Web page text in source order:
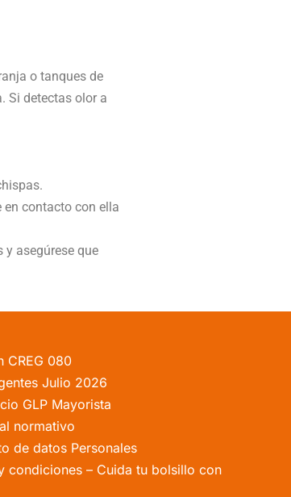
o tanques de
Si detectas olor a
en contacto con ella
asegúrese que
CREG 080
Julio 2026
GLP Mayorista
normativo
de datos Personales
condiciones – Cuida tu bolsillo con